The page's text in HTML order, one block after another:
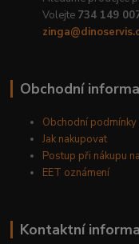
Volejte 734 149
Obchodní
Obchodní podmínky
Jak nakupovat
Postup při nákupu
EET oznámení
Kontaktní